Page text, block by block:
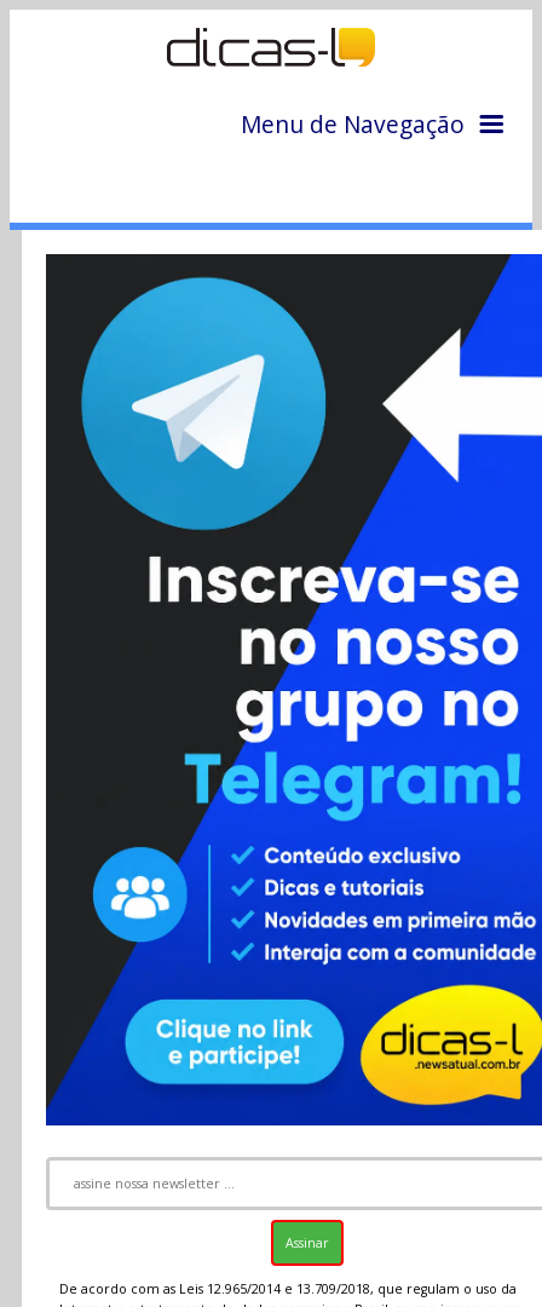
Menu de Navegação
Colunas
Colaboradores
Cursos
Enviar Dica
Contato
RSS
De acordo com as Leis 12.965/2014 e 13.709/2018, que regulam o uso da